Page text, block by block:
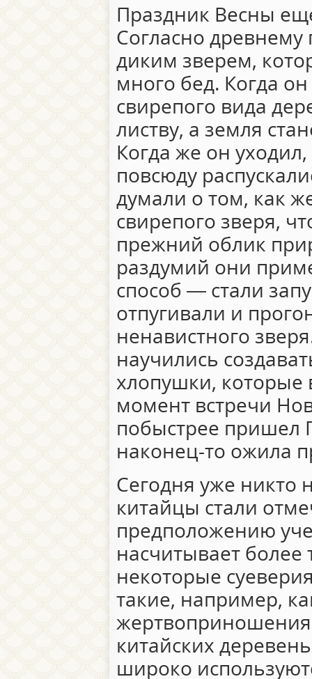
Праздник Весны
Согласно
диким зверем,
много бед. Когда
свирепого вида
листву, а земля
Когда же он
повсюду
думали о том, как
свирепого зверя,
прежний облик
раздумий они
способ — стали
отпугивали и
ненавистного
научились
хлопушки, которые
момент встречи
побыстрее пришел
наконец-то ожила
Сегодня уже никто
китайцы стали
предположению
насчитывает более
некоторые
такие, например,
китайских
широко